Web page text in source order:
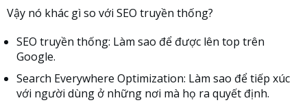
Vậy nó khác gì so với SEO truyền thống?
SEO truyền thống: Làm sao để được lên top trên
Google.
Search Everywhere Optimization: Làm sao để tiếp xúc
với người dùng ở những nơi mà họ ra quyết định.